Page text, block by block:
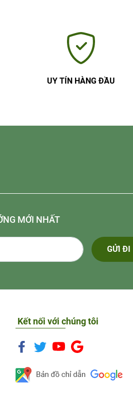
UY TÍN HÀNG ĐẦU
MỚI NHẤT
GỬI ĐI
Kết nối với chúng tôi